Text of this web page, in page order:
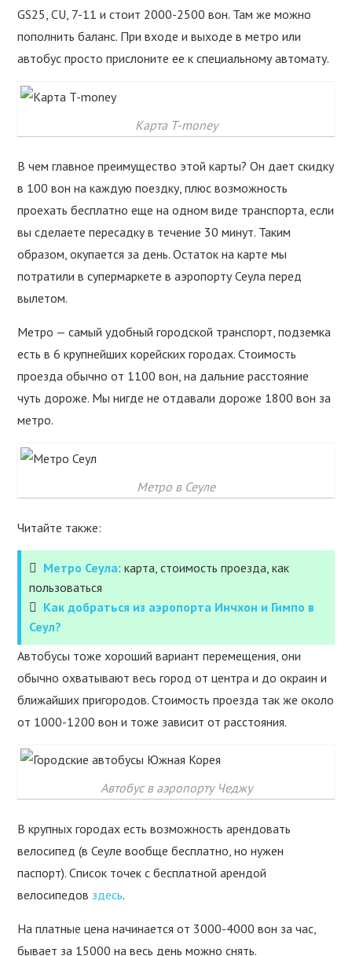
GS25, CU, 7-11 и стоит 2000-2500 вон. Там же можно
пополнить баланс. При входе и выходе в метро или
автобус просто прислоните ее к специальному автомату.
Карта T-money
В чем главное преимущество этой карты? Он дает скидку
в 100 вон на каждую поездку, плюс возможность
проехать бесплатно еще на одном виде транспорта, если
вы сделаете пересадку в течение 30 минут. Таким
образом, окупается за день. Остаток на карте мы
потратили в супермаркете в аэропорту Сеула перед
вылетом.
Метро — самый удобный городской транспорт, подземка
есть в 6 крупнейших корейских городах. Стоимость
проезда обычно от 1100 вон, на дальние расстояние
чуть дороже. Мы нигде не отдавали дороже 1800 вон за
метро.
Метро в Сеуле
Читайте также:
Метро Сеула: карта, стоимость проезда, как
пользоваться
Как добраться из аэропорта Инчхон и Гимпо в
Сеул?
Автобусы тоже хороший вариант перемещения, они
обычно охватывают весь город от центра и до окраин и
ближайших пригородов. Стоимость проезда так же около
от 1000-1200 вон и тоже зависит от расстояния.
Автобус в аэропорту Чеджу
В крупных городах есть возможность арендовать
велосипед (в Сеуле вообще бесплатно, но нужен
паспорт). Список точек с бесплатной арендой
велосипедов здесь.
На платные цена начинается от 3000-4000 вон за час,
бывает за 15000 на весь день можно снять.